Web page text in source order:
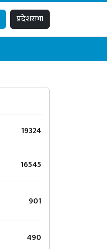
प्रदेशसभा
19324
16545
901
490